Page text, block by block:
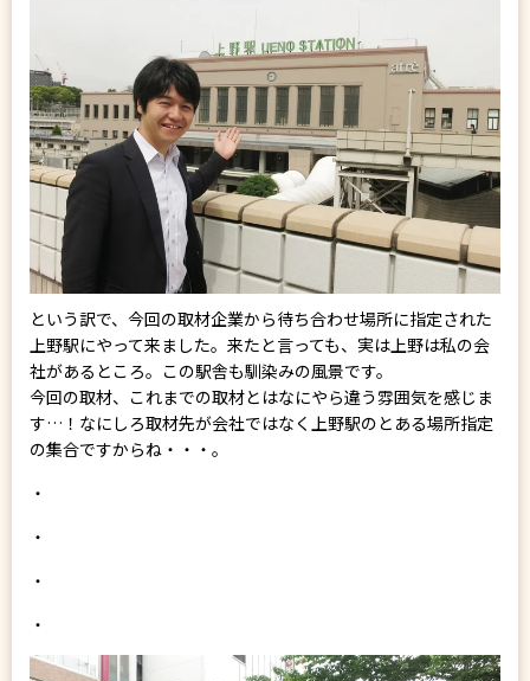
という訳で、今回の取材企業から待ち合わせ場所に指定された
上野駅にやって来ました。来たと言っても、実は上野は私の会
社があるところ。この駅舎も馴染みの風景です。
今回の取材、これまでの取材とはなにやら違う雰囲気を感じま
す…！なにしろ取材先が会社ではなく上野駅のとある場所指定
の集合ですからね・・・。
・
・
・
・